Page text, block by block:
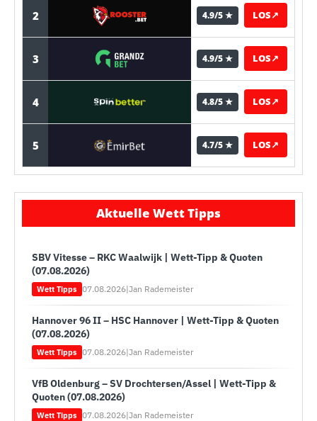
2 4.9/5 ★ LOS↗
3 4.9/5 ★ LOS↗
4 4.8/5 ★ LOS↗
5 4.7/5 ★ LOS↗
Aktuelle Wett Tipps
SBV Vitesse – RKC Waalwijk | Wett-Tipp & Quoten
(07.08.2026)
Wett Tipps 07.08.2026|Jan Rademeister
Hannover 96 II – HSC Hannover | Wett-Tipp & Quoten
(07.08.2026)
Wett Tipps 07.08.2026|Jan Rademeister
VfB Oldenburg – SV Drochtersen/Assel | Wett-Tipp &
Quoten (07.08.2026)
Wett Tipps 07.08.2026|Jan Rademeister